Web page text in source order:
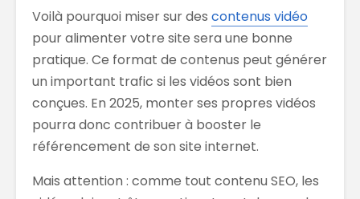
Voilà pourquoi miser sur des contenus vidéo
pour alimenter votre site sera une bonne
pratique. Ce format de contenus peut générer
un important trafic si les vidéos sont bien
conçues. En 2025, monter ses propres vidéos
pourra donc contribuer à booster le
référencement de son site internet.
Mais attention : comme tout contenu SEO, les